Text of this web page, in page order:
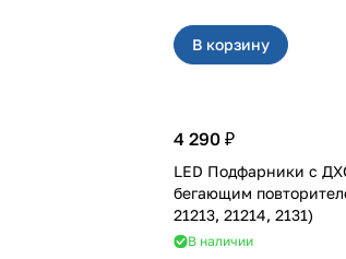
В корзину
4 290 ₽
LED Подфарники с
бегающим повторителем
21213, 21214, 2131)
В наличии